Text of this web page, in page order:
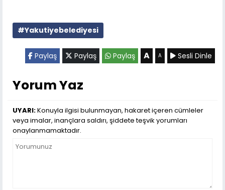
#Yakutiyebelediyesi
Paylaş Paylaş Paylaş A A Sesli Dinle
Yorum Yaz
UYARI:Konuyla ilgisi bulunmayan, hakaret içeren cümleler
veya imalar, inançlara saldırı, şiddete teşvik yorumları
onaylanmamaktadır.